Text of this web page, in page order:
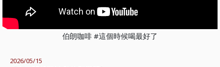
伯朗咖啡 #這個時候喝最好了
2026/05/15